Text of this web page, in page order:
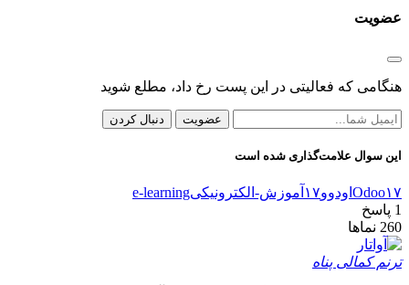
عضویت
هنگامی که فعالیتی در این پست رخ داد، مطلع شوید
عضویت دنبال کردن
این سوال علامت‌گذاری شده است
Odoo۱۷ اودوو۱۷ آموزش-الکترونیکیe-learning
1 پاسخ
260 نماها
ترنم کمالی پناه